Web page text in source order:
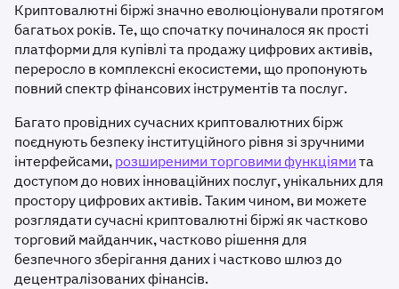
Криптовалютні біржі значно еволюціонували протягом
багатьох років. Те, що спочатку починалося як прості
платформи для купівлі та продажу цифрових активів,
переросло в комплексні екосистеми, що пропонують
повний спектр фінансових інструментів та послуг.
Багато провідних сучасних криптовалютних бірж
поєднують безпеку інституційного рівня зі зручними
інтерфейсами,розширеними торговими функціямита
доступом до нових інноваційних послуг, унікальних для
простору цифрових активів. Таким чином, ви можете
розглядати сучасні криптовалютні біржі як частково
торговий майданчик, частково рішення для
безпечного зберігання даних і частково шлюз до
децентралізованих фінансів.